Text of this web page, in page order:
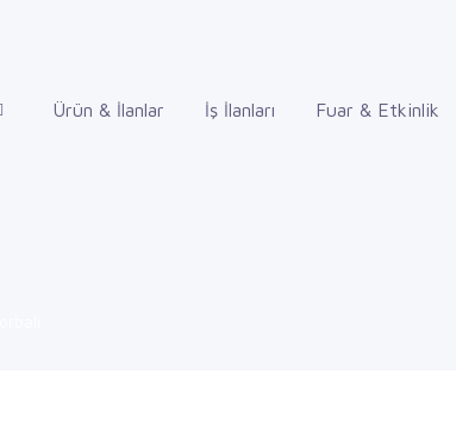
Ürün & İlanlar İş İlanları Fuar & Etkinlik